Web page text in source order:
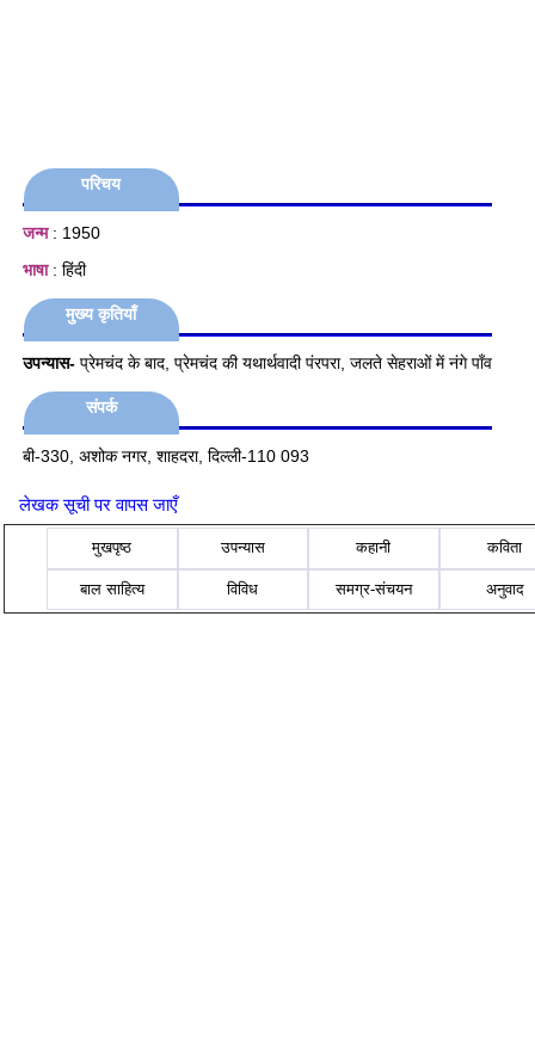
परिचय
जन्म: 1950
भाषा: हिंदी
मुख्य कृतियाँ
उपन्यास- प्रेमचंद के बाद, प्रेमचंद की यथार्थवादी पंरपरा, जलते सेहराओं में नंगे पॉंव
संपर्क
बी-330, अशोक नगर, शाहदरा, दिल्‍ली-110 093
लेखक सूची पर वापस जाएँ
मुखपृष्ठ उपन्यास कहानी कविता
बाल साहित्य विविध समग्र-संचयन अनुवाद